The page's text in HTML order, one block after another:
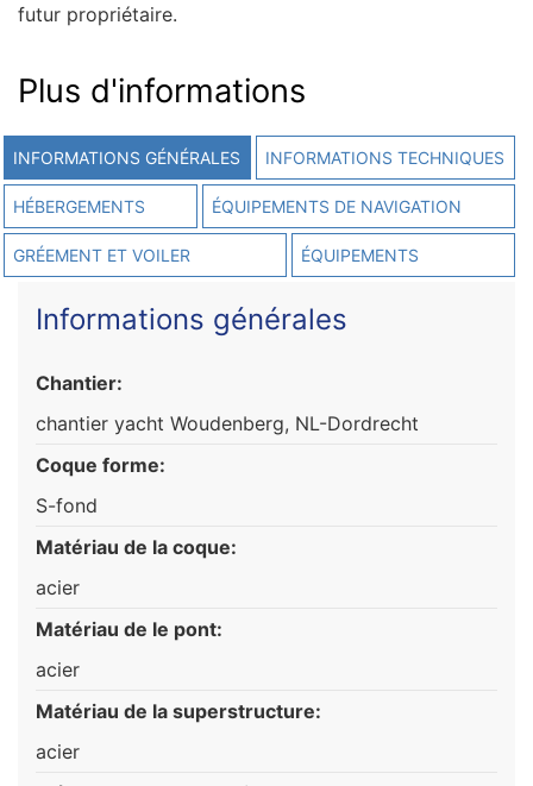
futur propriétaire.
Plus d'informations
INFORMATIONS GÉNÉRALES INFORMATIONS TECHNIQUES
HÉBERGEMENTS ÉQUIPEMENTS DE NAVIGATION
GRÉEMENT ET VOILER ÉQUIPEMENTS
Informations générales
Chantier:
chantier yacht Woudenberg, NL-Dordrecht
Coque forme:
S-fond
Matériau de la coque:
acier
Matériau de le pont:
acier
Matériau de la superstructure:
acier